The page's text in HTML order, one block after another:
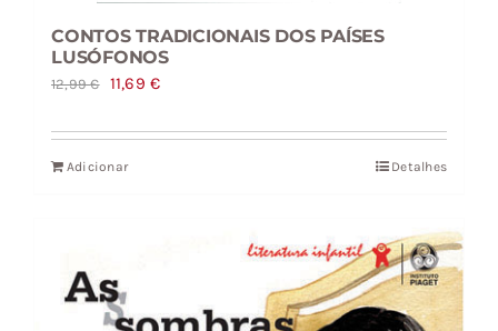
CONTOS TRADICIONAIS DOS PAÍSES
LUSÓFONOS
12,99€
O
original
era:
11,69€O
atual
Adicionar Detalhes